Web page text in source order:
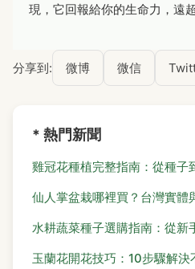
現，它回報給你的生命力，遠超
分享到: 微博 微信
* 熱門新聞
雞冠花種植完整指南：從種子
仙人掌盆栽哪裡買？台灣實體
水耕蔬菜種子選購指南：從新
玉蘭花開花技巧：10步驟解決